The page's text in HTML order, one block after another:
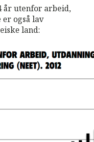
år utenfor arbeid,
også lav
land: